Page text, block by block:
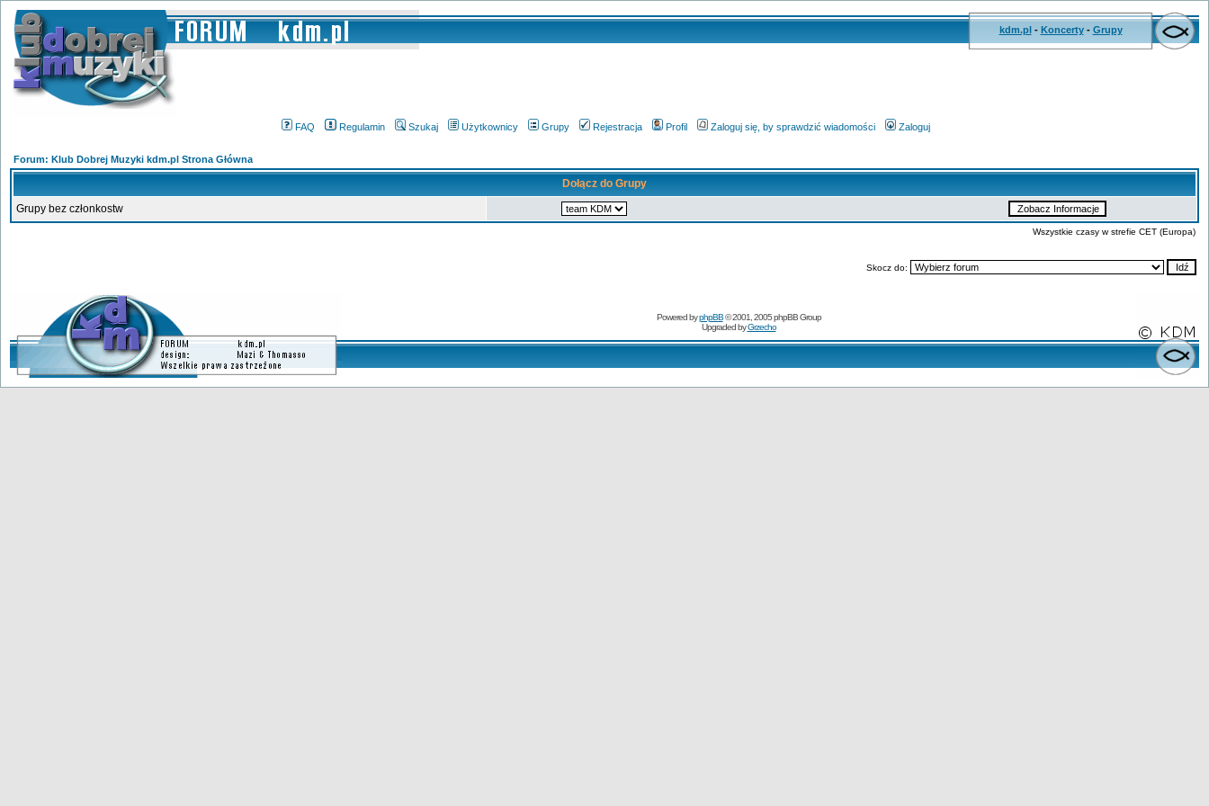
kdm.pl- Koncerty- Grupy
FAQ Regulamin Szukaj Użytkownicy Grupy Rejestracja Profil Zaloguj się, by sprawdzić wiadomości Zaloguj
Forum: Klub Dobrej Muzyki kdm.pl Strona Główna
Dołącz do Grupy
Grupy bez członkostw
Wszystkie czasy w strefie CET (Europa)
Skocz do:
Powered byphpBB© 2001, 2005 phpBB Group
Upgraded byGrzecho